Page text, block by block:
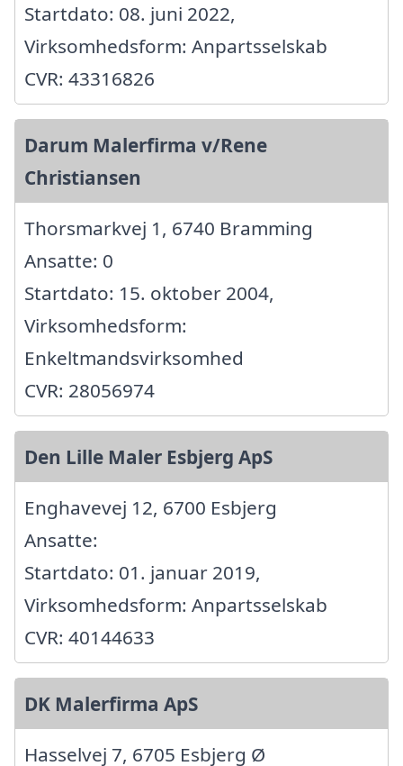
Startdato: 08. juni 2022,
Virksomhedsform: Anpartsselskab
CVR: 43316826
Darum Malerfirma v/Rene
Christiansen
Thorsmarkvej 1, 6740 Bramming
Ansatte: 0
Startdato: 15. oktober 2004,
Virksomhedsform:
Enkeltmandsvirksomhed
CVR: 28056974
Den Lille Maler Esbjerg ApS
Enghavevej 12, 6700 Esbjerg
Ansatte:
Startdato: 01. januar 2019,
Virksomhedsform: Anpartsselskab
CVR: 40144633
DK Malerfirma ApS
Hasselvej 7, 6705 Esbjerg Ø